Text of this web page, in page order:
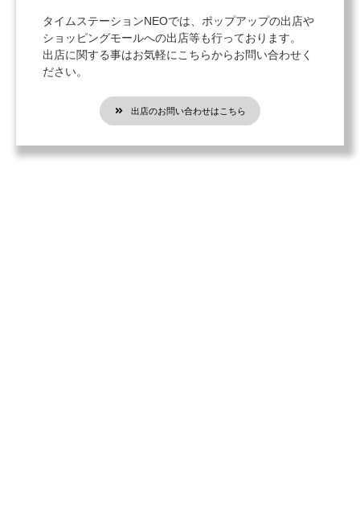
タイムステーションNEOでは、ポップアップの出店や
ショッピングモールへの出店等も行っております。
出店に関する事はお気軽にこちらからお問い合わせく
ださい。
出店のお問い合わせはこちら